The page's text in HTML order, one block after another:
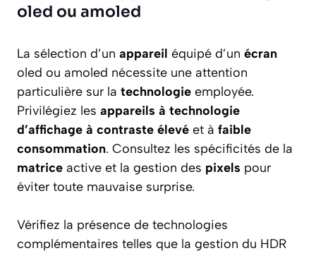
oled ou amoled
La sélection d’un appareil équipé d’un écran
oled ou amoled nécessite une attention
particulière sur la technologie employée.
Privilégiez les appareils à technologie
d’affichage à contraste élevé et à faible
consommation. Consultez les spécificités de la
matrice active et la gestion des pixels pour
éviter toute mauvaise surprise.
Vérifiez la présence de technologies
complémentaires telles que la gestion du HDR